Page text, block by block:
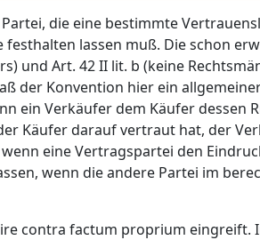
die eine bestimmte
lassen muß. Die schon
und Art. 42 II lit. b (keine
der Konvention hier ein
ein Verkäufer dem Käufer dessen
Käufer darauf vertraut hat, der
wenn eine Vertragspartei den
wenn die andere Partei im
contra factum proprium eingreift.